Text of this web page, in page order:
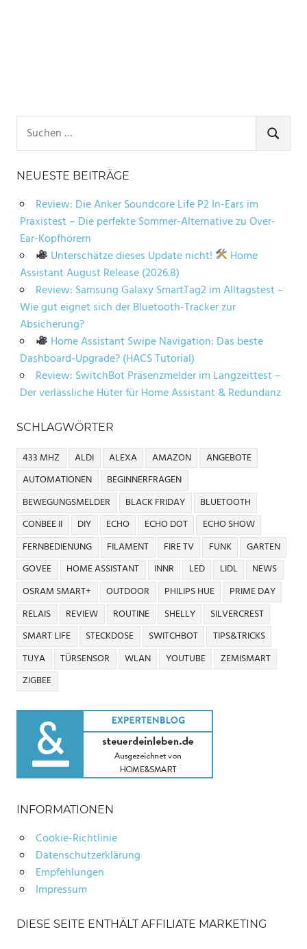
nach:
SUCHEN
NEUESTE BEITRÄGE
Review: Die Anker Soundcore Life P2 In-Ears im
Praxistest – Die perfekte Sommer-Alternative zu Over-
Ear-Kopfhörern
Unterschätze dieses Update nicht!
Home
Assistant August Release (2026.8)
Review: Samsung Galaxy SmartTag2 im Alltagstest –
Wie gut eignet sich der Bluetooth-Tracker zur
Absicherung?
Home Assistant Swipe Navigation: Das beste
Dashboard-Upgrade? (HACS Tutorial)
Review: SwitchBot Präsenzmelder im Langzeittest –
Der verlässliche Hüter für Home Assistant & Redundanz
SCHLAGWÖRTER
433 MHZ ALDI ALEXA AMAZON
ANGEBOTE
AUTOMATIONEN
BEGINNERFRAGEN
BEWEGUNGSMELDER
BLACK FRIDAY
BLUETOOTH
CONBEE II
DIY ECHO ECHO DOT
ECHO SHOW
FERNBEDIENUNG
FILAMENT FIRE TV FUNK
GARTEN
GOVEE
HOME ASSISTANT INNR LED LIDL
NEWS
OSRAM SMART+
OUTDOOR PHILIPS HUE
PRIME DAY
RELAIS
REVIEW ROUTINE SHELLY
SILVERCREST
SMART LIFE
STECKDOSE SWITCHBOT
TIPS&TRICKS
TUYA
TÜRSENSOR WLAN YOUTUBE
ZEMISMART
ZIGBEE
INFORMATIONEN
Cookie-Richtlinie
Datenschutzerklärung
Empfehlungen
Impressum
DIESE SEITE ENTHÄLT AFFILIATE MARKETING